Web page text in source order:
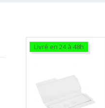
Livré en 24 à 48h